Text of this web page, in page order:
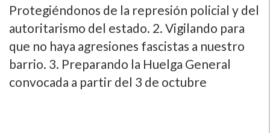
Protegiéndonos de la represión policial y del
autoritarismo del estado. 2. Vigilando para
que no haya agresiones fascistas a nuestro
barrio. 3. Preparando la Huelga General
convocada a partir del 3 de octubre